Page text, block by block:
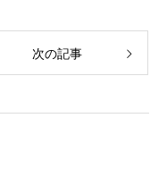
次の記事